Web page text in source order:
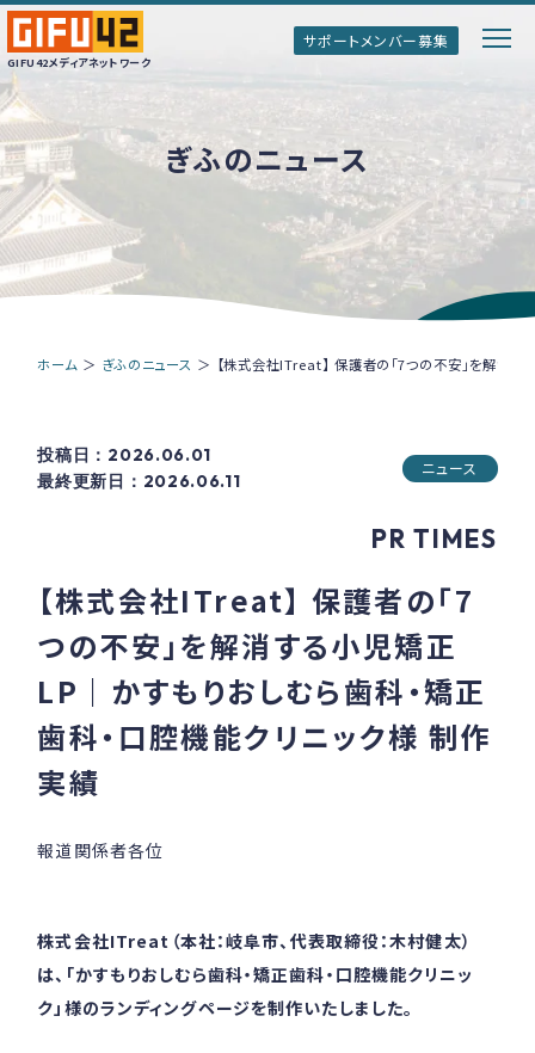
GIFU42メディアネットワーク
サポートメンバー募集
GIFU42メディアネットワークとは
ぎふのトップインタビュー
ぎふのニュース
ホーム ＞ ぎふのニュース ＞ 【株式会社ITreat】 保護者の「7つの不安」を解消
投稿日：2026.06.01
最終更新日：2026.06.11
ニュース
PR TIMES
【株式会社ITreat】 保護者の「7
つの不安」を解消する小児矯正
LP｜かすもりおしむら歯科・矯正
歯科・口腔機能クリニック様 制作
実績
報道関係者各位
株式会社ITreat（本社：岐阜市、代表取締役：木村健太）
は、「かすもりおしむら歯科・矯正歯科・口腔機能クリニッ
ク」様のランディングページを制作いたしました。